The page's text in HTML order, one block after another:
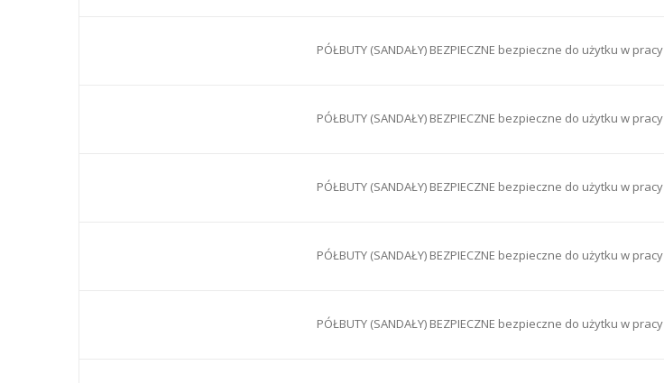
PÓŁBUTY (SANDAŁY) BEZPIECZNE bezpieczne do użytku w pracy
PÓŁBUTY (SANDAŁY) BEZPIECZNE bezpieczne do użytku w pracy
PÓŁBUTY (SANDAŁY) BEZPIECZNE bezpieczne do użytku w pracy
PÓŁBUTY (SANDAŁY) BEZPIECZNE bezpieczne do użytku w pracy
PÓŁBUTY (SANDAŁY) BEZPIECZNE bezpieczne do użytku w pracy